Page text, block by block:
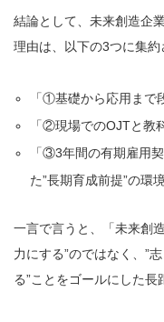
結論として、未来創造企
理由は、以下の3つに集約
「①基礎から応用まで
「②現場でのOJTと教
「③3年間の有期雇用
た”長期育成前提”の環境
一言で言うと、「未来創
力にする”のではなく、”
る”ことをゴールにした長